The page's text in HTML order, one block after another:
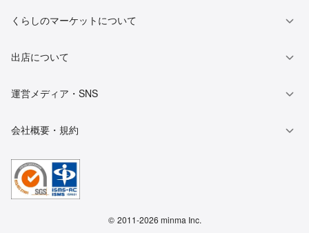
くらしのマーケットについて
出店について
運営メディア・SNS
会社概要・規約
© 2011-2026 minma Inc.